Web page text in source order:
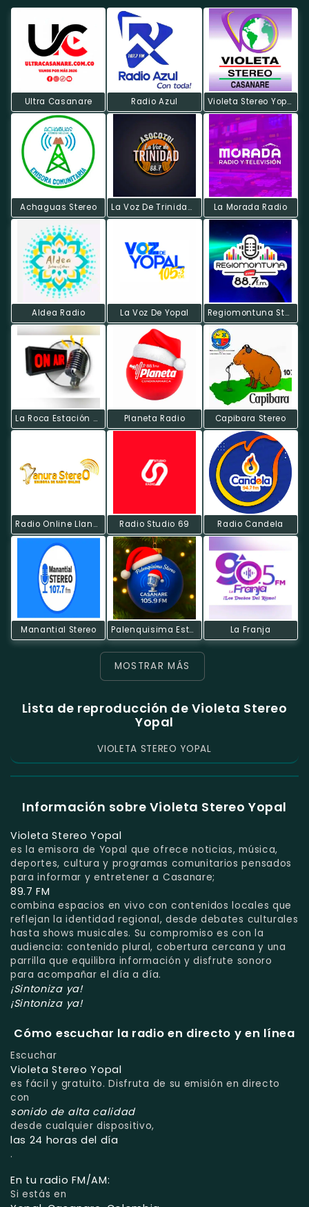
Ultra Casanare Radio Azul Violeta Stereo Yopal
Achaguas Stereo La Voz De Trinidad Casanare La Morada Radio
Aldea Radio La Voz De Yopal Regiomontuna Stereo
La Roca Estación Del Cielo Planeta Radio Capibara Stereo
Radio Online Llanura Stereo Radio Studio 69 Radio Candela
Manantial Stereo Palenquisima Estereo La Franja
MOSTRAR MÁS
Lista de reproducción de Violeta Stereo
Yopal
VIOLETA STEREO YOPAL
Información sobre Violeta Stereo Yopal
Violeta Stereo Yopal
es la emisora de Yopal que ofrece noticias, música,
deportes, cultura y programas comunitarios pensados
para informar y entretener a Casanare;
89.7 FM
combina espacios en vivo con contenidos locales que
reflejan la identidad regional, desde debates culturales
hasta shows musicales. Su compromiso es con la
audiencia: contenido plural, cobertura cercana y una
parrilla que equilibra información y disfrute sonoro
para acompañar el día a día.
¡Sintoniza ya!
¡Sintoniza ya!
Cómo escuchar la radio en directo y en línea
Escuchar
Violeta Stereo Yopal
es fácil y gratuito. Disfruta de su emisión en directo
con
sonido de alta calidad
desde cualquier dispositivo,
las 24 horas del día
.
En tu radio FM/AM:
Si estás en